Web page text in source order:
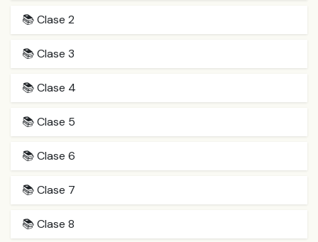
📚 Clase 2
📚 Clase 3
📚 Clase 4
📚 Clase 5
📚 Clase 6
📚 Clase 7
📚 Clase 8